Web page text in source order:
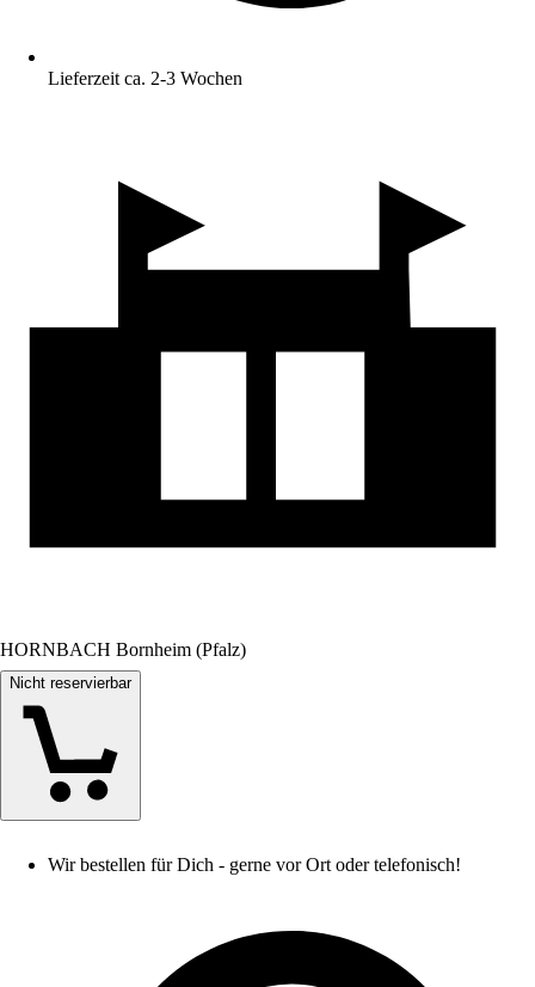
Lieferzeit ca. 2-3 Wochen
HORNBACH Bornheim (Pfalz)
Nicht reservierbar
Wir bestellen für Dich - gerne vor Ort oder telefonisch!